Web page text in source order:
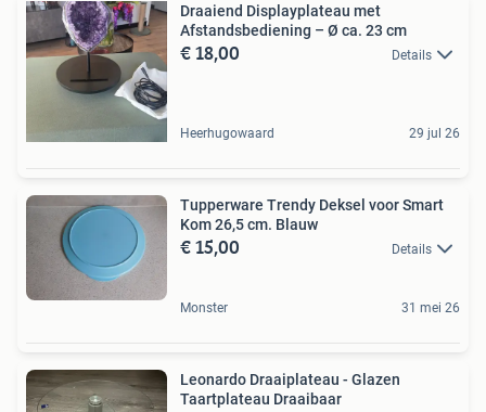
Draaiend Displayplateau met
Afstandsbediening – Ø ca. 23 cm
€ 18,00 Details
Heerhugowaard 29 jul 26
Tupperware Trendy Deksel voor Smart
Kom 26,5 cm. Blauw
€ 15,00 Details
Monster 31 mei 26
Leonardo Draaiplateau - Glazen
Taartplateau Draaibaar